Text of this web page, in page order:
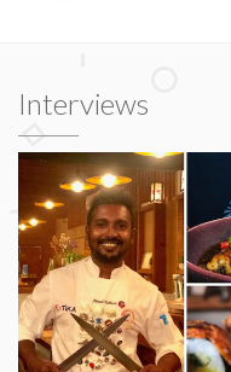
Interviews